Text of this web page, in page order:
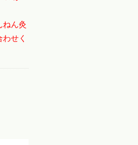
ねん灸
せく